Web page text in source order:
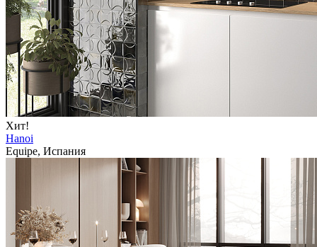
Хит!
Hanoi
Equipe, Испания